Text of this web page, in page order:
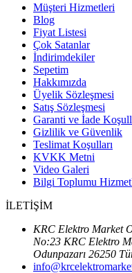
Müşteri Hizmetleri
Blog
Fiyat Listesi
Çok Satanlar
İndirimdekiler
Sepetim
Hakkımızda
Üyelik Sözleşmesi
Satış Sözleşmesi
Garanti ve İade
Gizlilik ve Güvenlik
Teslimat Koşulları
KVKK Metni
Video Galeri
Bilgi Toplumu
İLETİŞİM
KRC Elektro Market
No:23 KRC Elektro
Odunpazarı 26250